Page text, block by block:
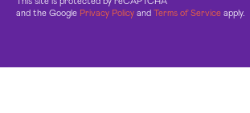
and the Google Privacy Policy and Terms of Service apply.